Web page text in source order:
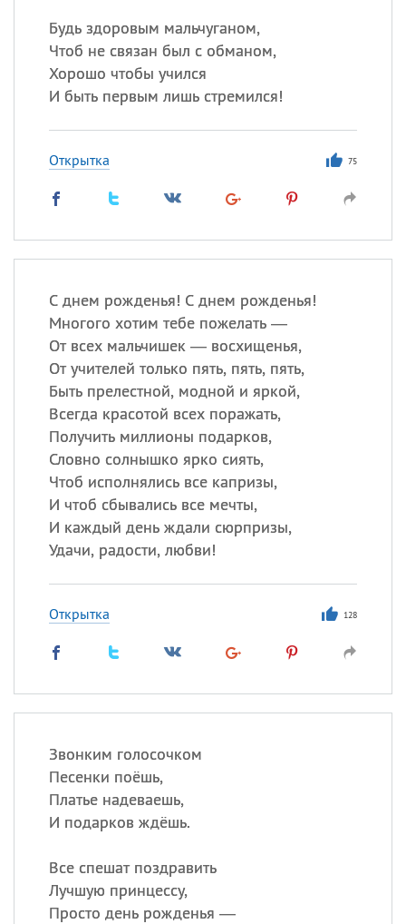
Будь здоровым мальчуганом,
Чтоб не связан был с обманом,
Хорошо чтобы учился
И быть первым лишь стремился!
Открытка 75
С днем рожденья! С днем рожденья!
Многого хотим тебе пожелать —
От всех мальчишек — восхищенья,
От учителей только пять, пять, пять,
Быть прелестной, модной и яркой,
Всегда красотой всех поражать,
Получить миллионы подарков,
Словно солнышко ярко сиять,
Чтоб исполнялись все капризы,
И чтоб сбывались все мечты,
И каждый день ждали сюрпризы,
Удачи, радости, любви!
Открытка 128
Звонким голосочком
Песенки поёшь,
Платье надеваешь,
И подарков ждёшь.
Все спешат поздравить
Лучшую принцессу,
Просто день рожденья —